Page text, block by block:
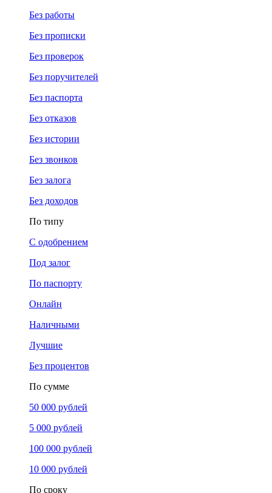
Без работы
Без прописки
Без проверок
Без поручителей
Без паспорта
Без отказов
Без истории
Без звонков
Без залога
Без доходов
По типу
С одобрением
Под залог
По паспорту
Онлайн
Наличными
Лучшие
Без процентов
По сумме
50 000 рублей
5 000 рублей
100 000 рублей
10 000 рублей
По сроку